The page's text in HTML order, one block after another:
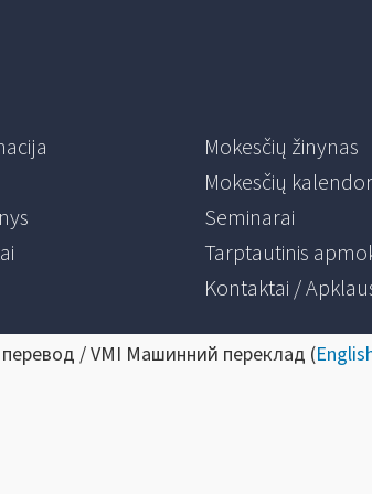
Mokesčių žinynas
Mokesčių
Seminarai
Tarptautinis
Kontaktai /
/ VMI Машинний переклад (